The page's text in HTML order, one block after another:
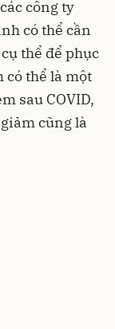
công ty
có thể cần
thể để phục
thể là một
sau COVID,
cũng là